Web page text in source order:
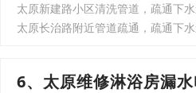
太原新建路小区清洗管道，疏通下
太原长治路附近管道疏通，疏通下
6、太原维修淋浴房漏